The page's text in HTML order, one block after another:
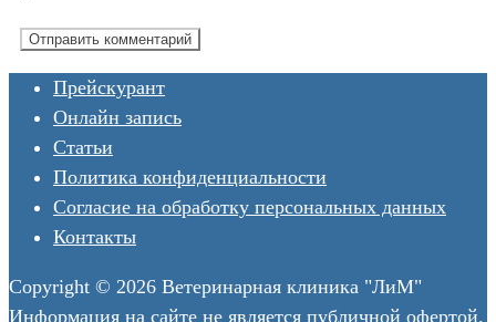
Прейскурант
Онлайн запись
Статьи
Политика конфиденциальности
Согласие на обработку персональных данных
Контакты
Copyright © 2026 Ветеринарная клиника "ЛиМ"
Информация на сайте не является публичной офертой.